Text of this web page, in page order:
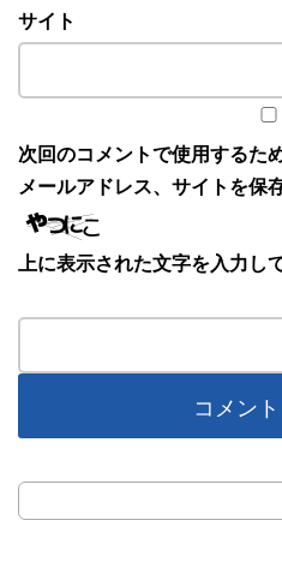
サイト
次回のコメントで使用するた
メールアドレス、サイトを保
上に表示された文字を入力し